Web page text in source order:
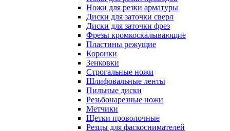
Ножи для резки арматуры
Диски для заточки сверл
Диски для заточки фрез
Фрезы кромкоскалывающие
Пластины режущие
Коронки
Зенковки
Строгальные ножи
Шлифовальные ленты
Пильные диски
Резьбонарезные ножи
Метчики
Щетки проволочные
Резцы для фаскоснимателей